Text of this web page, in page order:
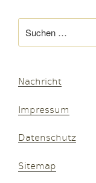
nach:
Nachricht
Impressum
Datenschutz
Sitemap